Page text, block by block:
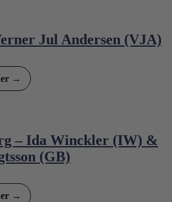
Jul Andersen (VJA)
→
– Ida Winckler (IW) &
(GB)
→